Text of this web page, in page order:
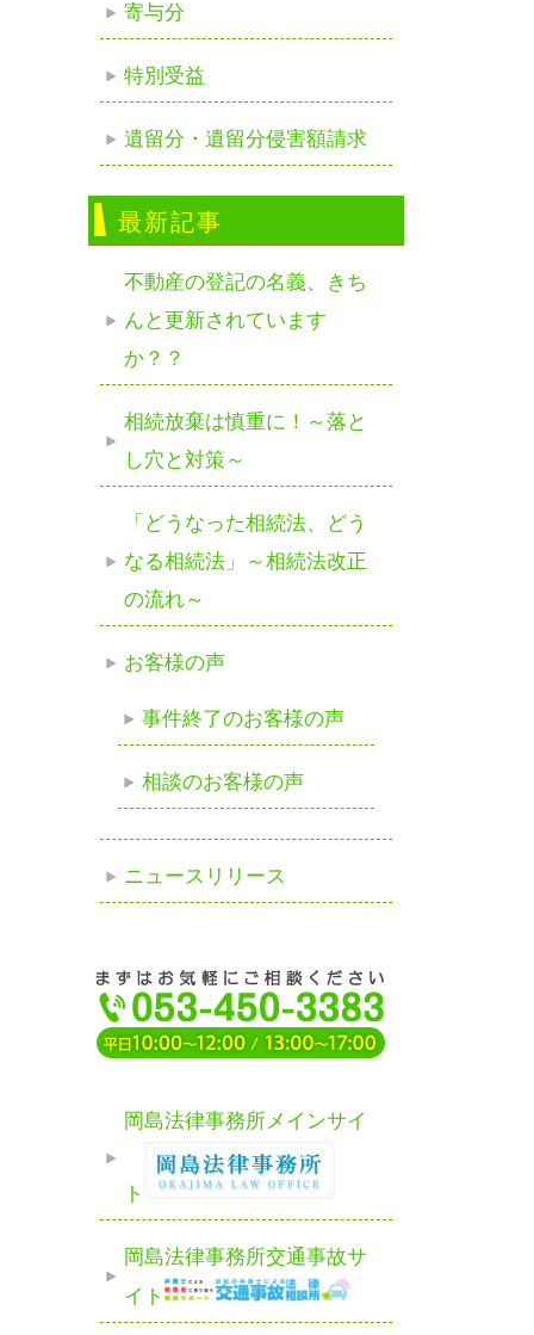
寄与分
特別受益
遺留分・遺留分侵害額請求
最新記事
不動産の登記の名義、きち
んと更新されています
か？？
相続放棄は慎重に！～落と
し穴と対策～
「どうなった相続法、どう
なる相続法」～相続法改正
の流れ～
お客様の声
事件終了のお客様の声
相談のお客様の声
ニュースリリース
岡島法律事務所メインサイ
ト
岡島法律事務所交通事故サ
イト